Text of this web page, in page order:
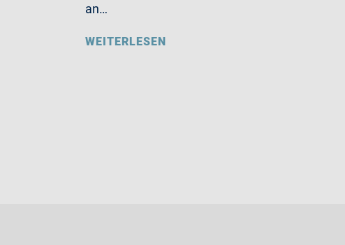
an…
WEITERLESEN